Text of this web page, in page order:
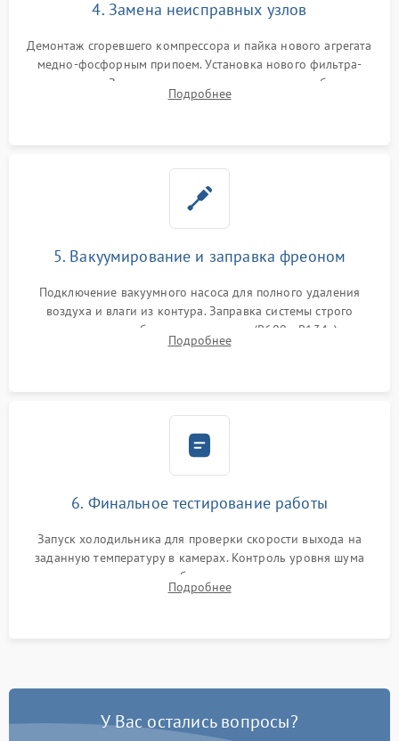
4. Замена неисправных узлов
Демонтаж сгоревшего компрессора и пайка нового агрегата
медно-фосфорным припоем. Установка нового фильтра-
осушителя. Замена изношенных вентиляторов обдува,
сломанных заслонок или поврежденных дверных петель.
Подробнее
5. Вакуумирование и заправка фреоном
Подключение вакуумного насоса для полного удаления
воздуха и влаги из контура. Заправка системы строго
дозированным объемом хладагента (R600a, R134a) по
электронным весам. Контроль рабочего давления в системе.
Подробнее
6. Финальное тестирование работы
Запуск холодильника для проверки скорости выхода на
заданную температуру в камерах. Контроль уровня шума
компрессора, отсутствия обмерзания стенок и корректного
срабатывания системы автоматической оттайки.
Подробнее
У Вас остались вопросы?